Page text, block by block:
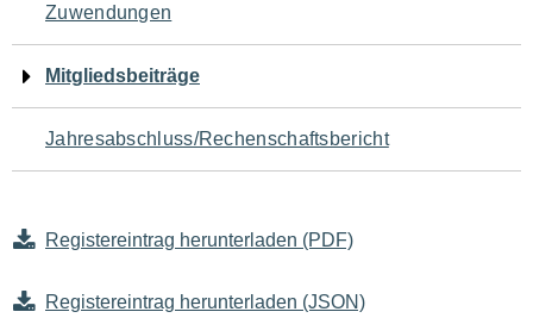
Zuwendungen
Mitgliedsbeiträge
Jahresabschluss/Rechenschaftsbericht
Registereintrag herunterladen (PDF)
Registereintrag herunterladen (JSON)